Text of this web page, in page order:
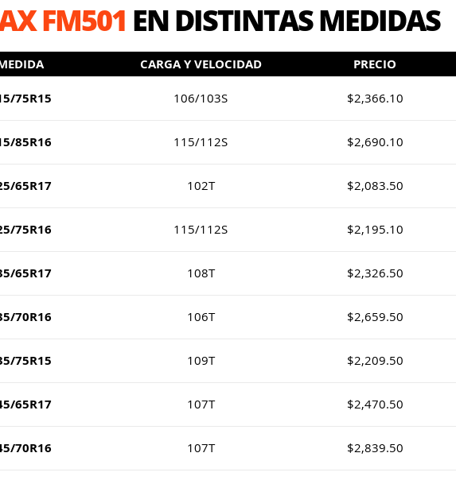
FM501 EN DISTINTAS MEDIDAS
CARGA Y VELOCIDAD PRECIO
75R15 106/103S $2,366.10
85R16 115/112S $2,690.10
65R17 102T $2,083.50
75R16 115/112S $2,195.10
65R17 108T $2,326.50
70R16 106T $2,659.50
75R15 109T $2,209.50
65R17 107T $2,470.50
70R16 107T $2,839.50